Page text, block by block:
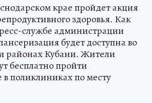
крае пройдет акция
здоровья. Как
службе администрации
будет доступна во
районах Кубани. Жители
бесплатно пройти
в поликлиниках по месту